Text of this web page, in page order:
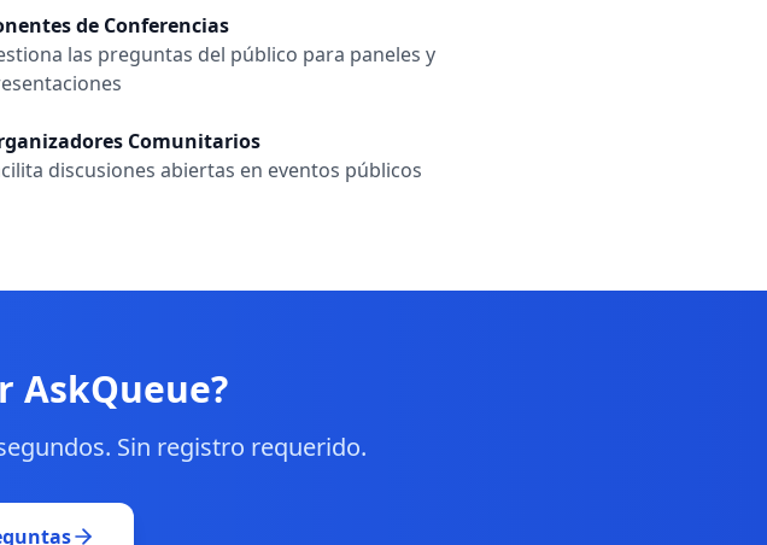
de Conferencias
las preguntas del público para paneles y
Comunitarios
discusiones abiertas en eventos públicos
AskQueue?
Sin registro requerido.